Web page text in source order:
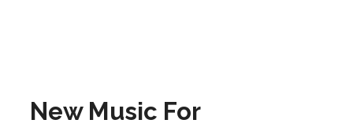
New Music For